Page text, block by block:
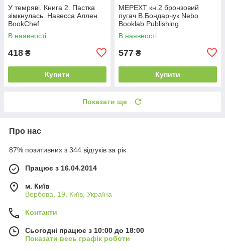
У темряві. Книга 2. Пастка
зімкнулась. Навесса Аллен
BookChef
В наявності
418 ₴
Купити
МЕРЕХТ кн.2 бронзовий
пугач В.Бондарчук Nebo
Booklab Publishing
В наявності
577 ₴
Купити
Показати ще
Про нас
87% позитивних з 344 відгуків за рік
Працює з 16.04.2014
м. Київ
Вербова, 19, Київ, Україна
Контакти
Сьогодні працює з 10:00 до 18:00
Показати весь графік роботи